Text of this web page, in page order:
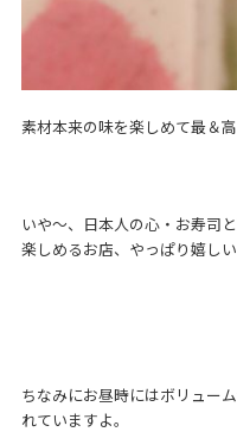
素材本来の味を楽しめて最＆高
いや～、日本人の心・お寿司
楽しめるお店、やっぱり嬉しい
ちなみにお昼時にはボリュー
れていますよ。